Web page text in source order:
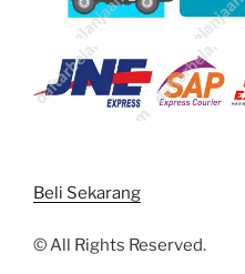
Beli Sekarang
©All Rights Reserved.